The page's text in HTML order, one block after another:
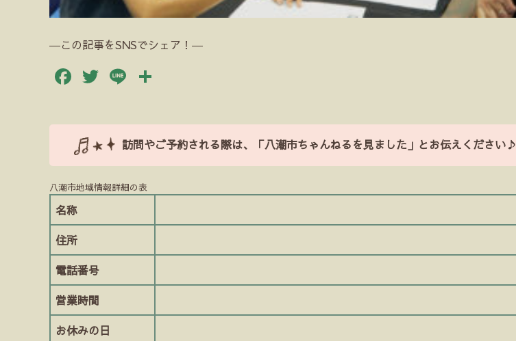
―この記事をSNSでシェア！―
Facebook
Twitter
Line
訪問やご予約される際は、「八潮市ちゃんねるを見ました」とお伝えください♪
八潮市地域情報詳細の表
名称
住所
電話番号
営業時間
お休みの日